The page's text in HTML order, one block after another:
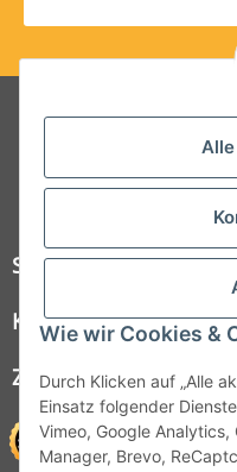
Wie wir Cookies &
Durch Klicken auf „Alle
Einsatz folgender
Vimeo, Google Analytics,
Manager, Brevo,
Folgt uns
Steelboxx
Kundenservice